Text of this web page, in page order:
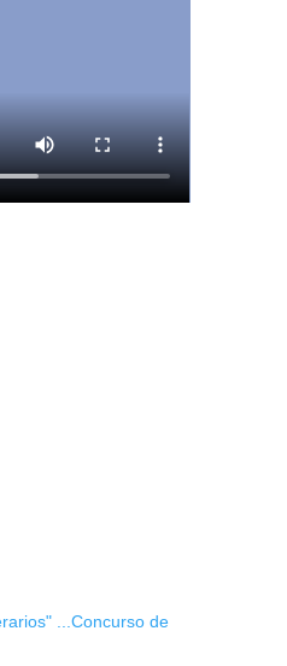
...Concurso de